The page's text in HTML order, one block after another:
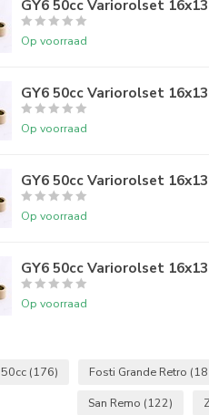
GY6 50cc Variorolset
Op voorraad
GY6 50cc Variorolset
Op voorraad
GY6 50cc Variorolset
Op voorraad
GY6 50cc Variorolset
Op voorraad
50cc (176) Fosti Grande Retro
San Remo (122)